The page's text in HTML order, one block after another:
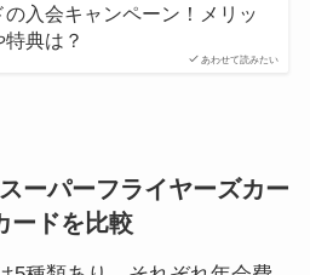
あわせて読みたい
の入会キャンペーン！メリッ
特典は？
ーパーフライヤーズカー
ードを比較